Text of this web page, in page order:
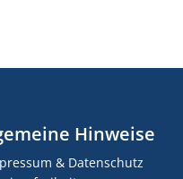
Hinweise
& Datenschutz